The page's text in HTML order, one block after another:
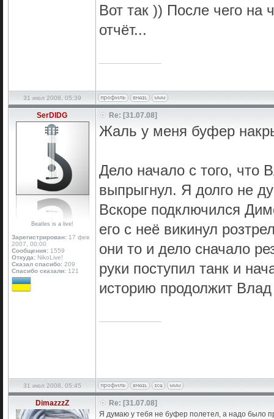
Вот так )) После чего на
отчёт...
31 июл 2008, 05:39
SerDIDG
Beatles is a live!
Зарегистрирован: 17 фев
2007, 00:00
Сообщения: 1559
Откуда: NikoLive!
Сказал спасибо: 209
Спасибо сказали: 121
Re: [31.07.08]
Жаль у меня буфер
Дело начало с того, что
выпрыгнул. Я долго не
Вскоре подключился
его с неё викинул
они то и дело сначало
руки поступил танк и
историю продолжит
31 июл 2008, 05:45
DimazzzZ
Re: [31.07.08]
Я думаю у тебя не буфер полетел, а надо было